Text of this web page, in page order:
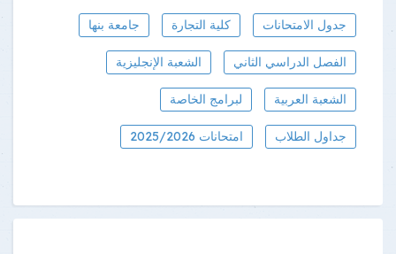
جدول الامتحانات كلية التجارة جامعة بنها
الفصل الدراسي الثاني الشعبة الإنجليزية
الشعبة العربية لبرامج الخاصة
جداول الطلاب امتحانات 2025/2026